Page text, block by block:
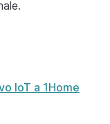
IoT a 1Home